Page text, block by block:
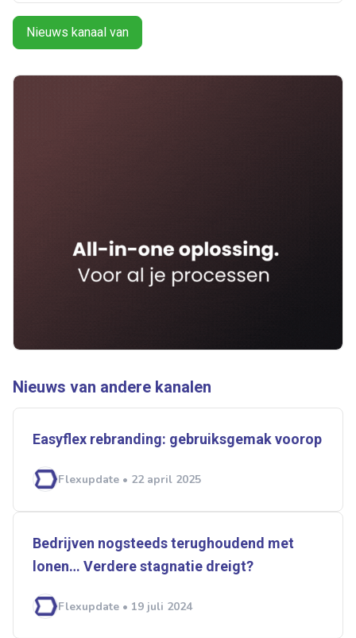
Nieuws kanaal van
Nieuws van andere kanalen
Easyflex rebranding: gebruiksgemak voorop
Flexupdate • 22 april 2025
Bedrijven nogsteeds terughoudend met
lonen… Verdere stagnatie dreigt?
Flexupdate • 19 juli 2024
Doorzaam
Flexmarkt Flexnieuws